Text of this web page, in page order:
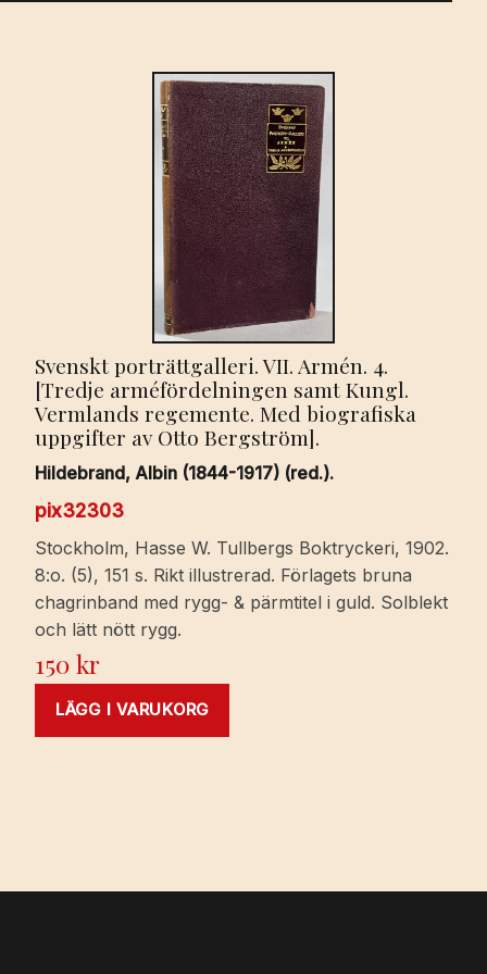
Svenskt porträttgalleri. VII. Armén. 4.
[Tredje arméfördelningen samt Kungl.
Vermlands regemente. Med biografiska
uppgifter av Otto Bergström].
Hildebrand, Albin (1844-1917) (red.).
pix32303
Stockholm, Hasse W. Tullbergs Boktryckeri, 1902.
8:o. (5), 151 s. Rikt illustrerad. Förlagets bruna
chagrinband med rygg- & pärmtitel i guld. Solblekt
och lätt nött rygg.
150kr
LÄGG I VARUKORG